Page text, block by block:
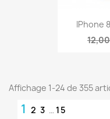
IPhone
Affichage 1-24 de 355
1 2 3 … 15